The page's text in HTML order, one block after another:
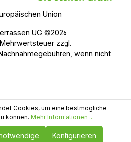
UG ©2026
zzgl.
wenn nicht
Cookies, um eine bestmögliche
können. Mehr Informationen ...
Konfigurieren